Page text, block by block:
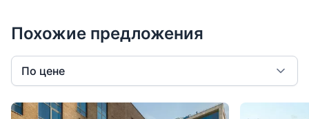
Похожие предложения
По цене